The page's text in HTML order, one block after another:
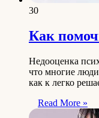
30
Как
Недооценка
что многие люди
как к легко
Read More »